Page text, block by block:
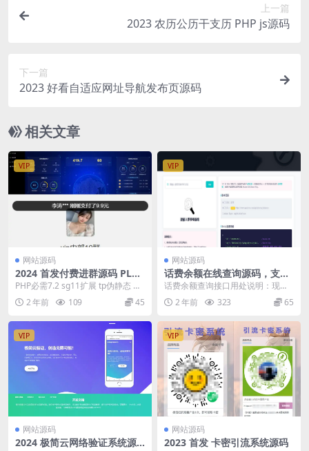
上一篇
2023 农历公历干支历 PHP js源码
下一篇
2023 好看自适应网址导航发布页源码
相关文章
VIP
网站源码
2024 首发付费进群源码 PLUS
版
PHP必需7.2 sg11扩展 tp伪静态 数
据库修改地址：config/dat...
2 年前 109 45
VIP
网站源码
话费余额在线查询源码，支持
二开做接口使用
话费余额查询接口用处说明：现在
很多都是做话费的运营商或代理商
的，可对接本接口进行...
2 年前 323 65
VIP
网站源码
2024 极简云网络验证系统源
VIP
网站源码
2023 首发 卡密引流系统源码